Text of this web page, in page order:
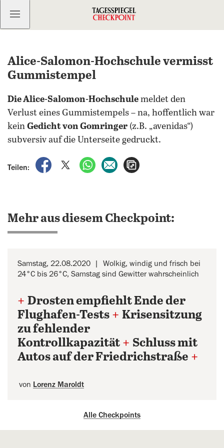
Kostenlos anmelden
Alice-Salomon-Hochschule vermisst
Gummistempel
Die Alice-Salomon-Hochschule meldet den
Verlust eines Gummistempels – na, hoffentlich war
kein Gedicht von Gomringer (z.B. „avenidas“)
subversiv auf die Unterseite gedruckt.
Teilen:
auf Facebook teilen
auf X teilenper WhatsApp teilen
per E-Mail teilen
Mehr aus diesem Checkpoint:
Samstag, 22.08.2020
Wolkig, windig und frisch bei
24°C bis 26°C, Samstag sind Gewitter wahrscheinlich
+ Drosten empfiehlt Ende der
Flughafen-Tests + Krisensitzung
zu fehlender
Kontrollkapazität + Schluss mit
Autos auf der Friedrichstraße +
von Lorenz Maroldt
Alle Checkpoints